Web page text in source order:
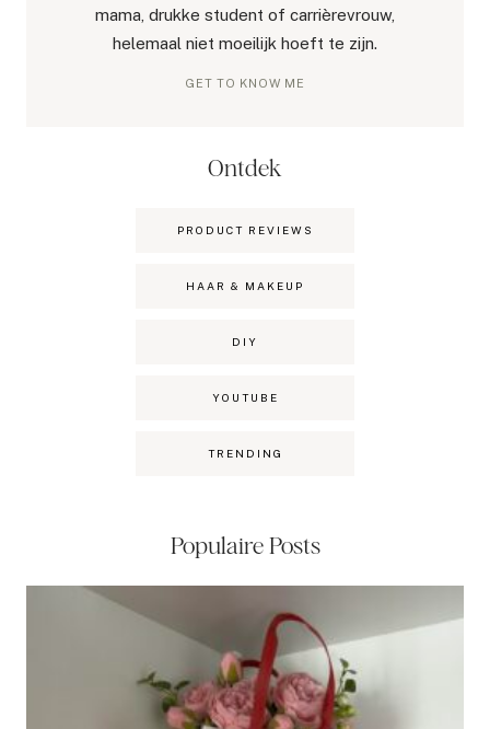
mama, drukke student of carrièrevrouw,
helemaal niet moeilijk hoeft te zijn.
GET TO KNOW ME
Ontdek
PRODUCT REVIEWS
HAAR & MAKEUP
DIY
YOUTUBE
TRENDING
Populaire Posts